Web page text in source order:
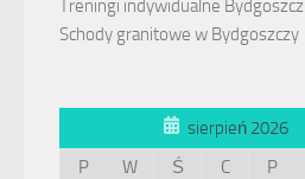
Treningi indywidualne Bydgoszcz
Schody granitowe w Bydgoszczy
sierpień 2026
P
W Ś C P